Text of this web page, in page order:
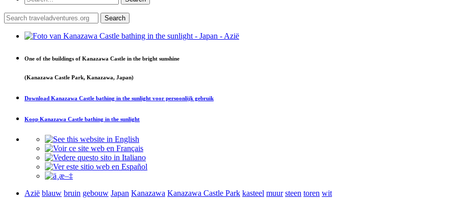
One of the buildings of Kanazawa Castle in the bright sunshine
(Kanazawa Castle Park, Kanazawa, Japan)
Download Kanazawa Castle bathing in the sunlight voor persoonlijk gebruik
Koop Kanazawa Castle bathing in the sunlight
Azië blauw bruin gebouw Japan Kanazawa Kanazawa Castle Park kasteel muur steen toren wit